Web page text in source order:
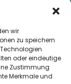
wir
zu speichern
oder eindeutige
Zustimmung
Merkmale und